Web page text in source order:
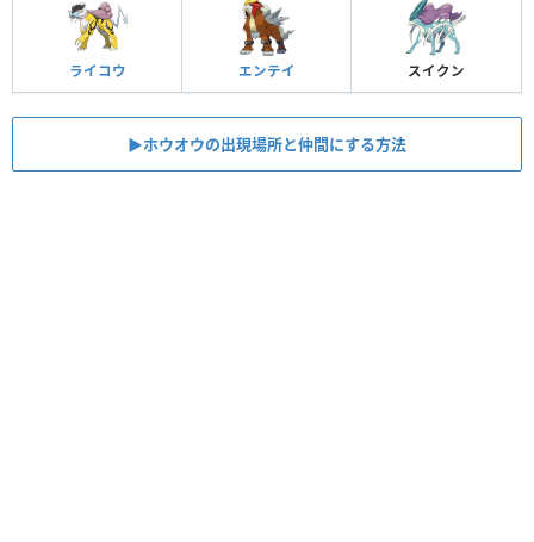
ライコウ エンテイ スイクン
▶︎ホウオウの出現場所と仲間にする方法